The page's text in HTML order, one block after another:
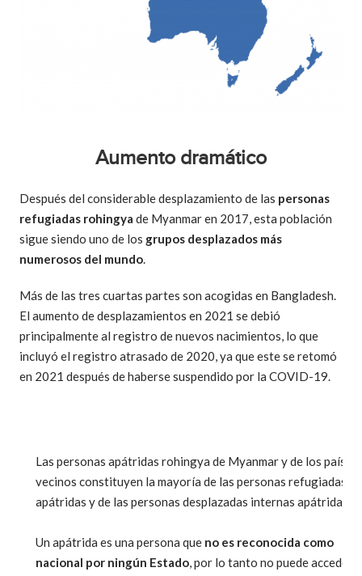
Aumento dramático
Después del considerable desplazamiento de las personas
refugiadas rohingya de Myanmar en 2017, esta población
sigue siendo uno de los grupos desplazados más
numerosos del mundo.
Más de las tres cuartas partes son acogidas en Bangladesh.
El aumento de desplazamientos en 2021 se debió
principalmente al registro de nuevos nacimientos, lo que
incluyó el registro atrasado de 2020, ya que este se retomó
en 2021 después de haberse suspendido por la COVID-19.
Las personas apátridas rohingya de Myanmar y de los países
vecinos constituyen la mayoría de las personas refugiadas
apátridas y de las personas desplazadas internas apátridas.
Un apátrida es una persona que no es reconocida como
nacional por ningún Estado, por lo tanto no puede acceder